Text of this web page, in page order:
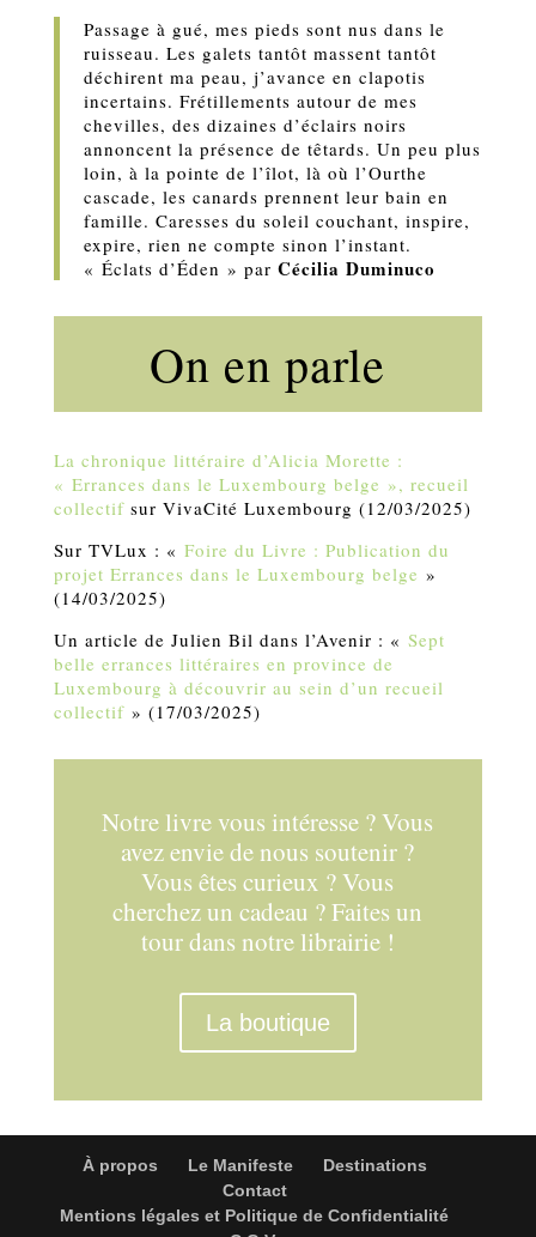
Passage à gué, mes pieds sont nus dans le
ruisseau. Les galets tantôt massent tantôt
déchirent ma peau, j’avance en clapotis
incertains. Frétillements autour de mes
chevilles, des dizaines d’éclairs noirs
annoncent la présence de têtards. Un peu plus
loin, à la pointe de l’îlot, là où l’Ourthe
cascade, les canards prennent leur bain en
famille. Caresses du soleil couchant, inspire,
expire, rien ne compte sinon l’instant.
« Éclats d’Éden » par Cécilia Duminuco
On en parle
La chronique littéraire d’Alicia Morette :
« Errances dans le Luxembourg belge », recueil
collectifsur VivaCité Luxembourg (12/03/2025)
Sur TVLux : « Foire du Livre : Publication du
projet Errances dans le Luxembourg belge »
(14/03/2025)
Un article de Julien Bil dans l’Avenir : « Sept
belle errances littéraires en province de
Luxembourg à découvrir au sein d’un recueil
collectif» (17/03/2025)
Notre livre vous intéresse ? Vous
avez envie de nous soutenir ?
Vous êtes curieux ? Vous
cherchez un cadeau ? Faites un
tour dans notre librairie !
La boutique
À propos Le Manifeste
Destinations
Contact
Mentions légales et Politique de Confidentialité